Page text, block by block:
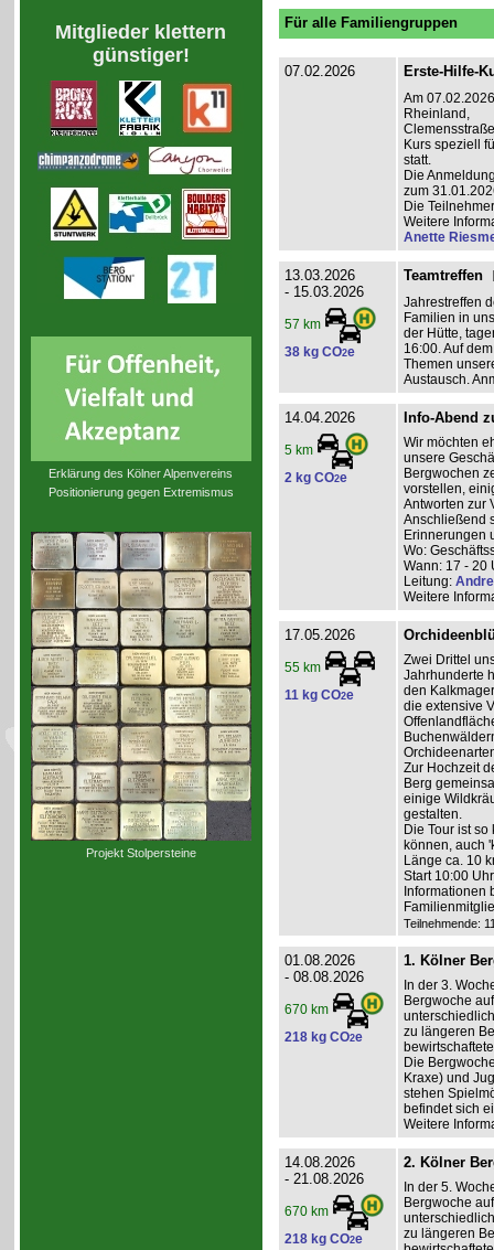
Mitglieder klettern
günstiger!
Erklärung des Kölner Alpenvereins
Positionierung gegen Extremismus
Projekt Stolpersteine
Für alle Familiengruppen
07.02.2026 Erste-Hilfe-
Am
Rheinland,
Kurs speziell
statt.
Die
zum
Die
Weitere
Anette
13.03.2026
- 15.03.2026
57 km
38 kg CO2e
Teamtreffen
Jahrestreffen
Familien in
der Hütte,
16:00. Auf
Themen
Austausch.
14.04.2026
5 km
2 kg CO2e
Info-Abend
Wir möchten
unsere
Bergwochen
vorstellen,
Antworten zur
Anschließend
Erinnerungen
Wo:
Wann: 17 - 20
Leitung:
Weitere
17.05.2026
55 km
11 kg CO2e
Zwei Drittel
Jahrhunderte
den
die extensive
Zur Hochzeit
Berg
einige
gestalten.
Die Tour ist
können, auch
Länge ca. 10
Start 10:00
Informationen
Teilnehmende:
01.08.2026
- 08.08.2026
670 km
218 kg CO2e
1. Kölner
In der 3.
Bergwoche
zu längeren
Die
Kraxe) und
stehen
befindet sich
Weitere
14.08.2026
- 21.08.2026
670 km
218 kg CO2e
2. Kölner
In der 5.
Bergwoche
zu längeren